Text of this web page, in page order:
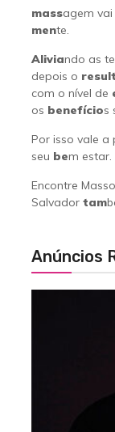
massagem vai
mente.
Aliviando as
depois o
com o nível de
os benefícios
Por isso vale a
seu bem estar.
Encontre
Salvador tam
Anúncios